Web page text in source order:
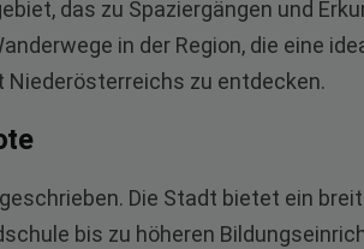
das zu Spaziergängen und
in der Region, die eine
zu entdecken.
Die Stadt bietet ein
bis zu höheren